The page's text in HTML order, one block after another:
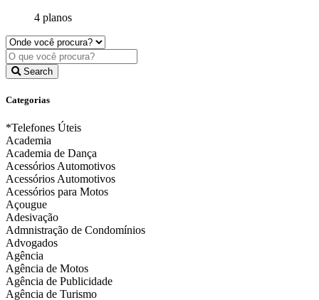
4 planos
Search
Categorias
*Telefones Úteis
Academia
Academia de Dança
Acessórios Automotivos
Acessórios Automotivos
Acessórios para Motos
Açougue
Adesivação
Admnistração de Condomínios
Advogados
Agência
Agência de Motos
Agência de Publicidade
Agência de Turismo